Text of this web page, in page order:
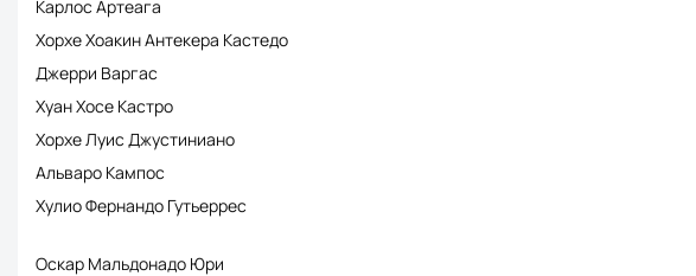
Карлос Артеага
Хорхе Хоакин Антекера Кастедо
Джерри Варгас
Хуан Хосе Кастро
Хорхе Луис Джустиниано
Альваро Кампос
Хулио Фернандо Гутьеррес
Оскар Мальдонадо Юри